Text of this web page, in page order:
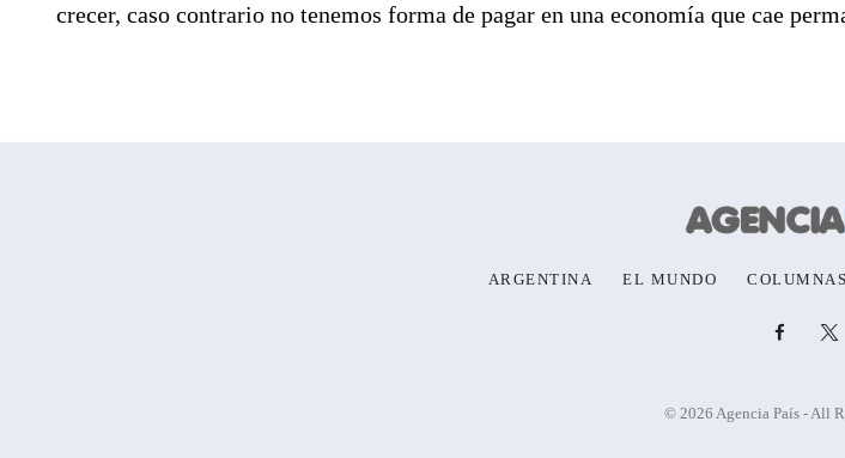
crecer, caso contrario no tenemos forma de pagar en una economía que cae
ARGENTINA EL MUNDO COLUMNAS
© 2026 Agencia País - All